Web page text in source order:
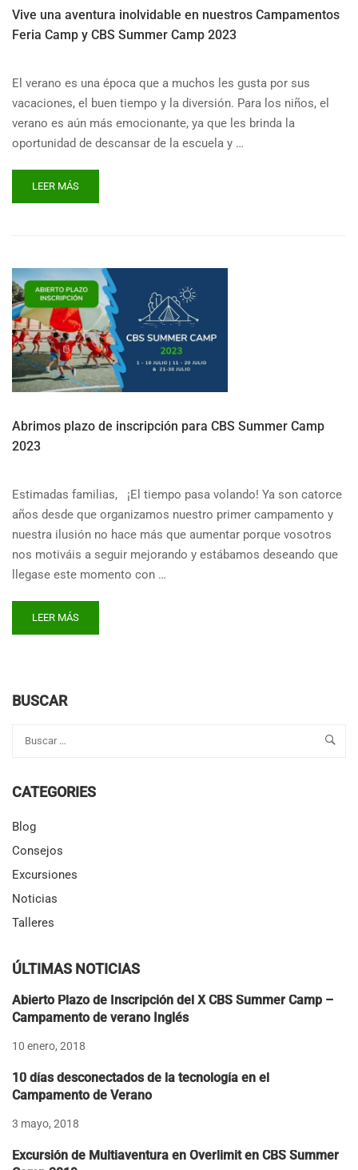
Vive una aventura inolvidable en nuestros Campamentos
Feria Camp y CBS Summer Camp 2023
El verano es una época que a muchos les gusta por sus
vacaciones, el buen tiempo y la diversión. Para los niños, el
verano es aún más emocionante, ya que les brinda la
oportunidad de descansar de la escuela y …
READ
MORE
AVENTURA
INOLVIDABLE
EN
NUESTROS
CAMPAMENTOS
FERIA
CAMP
Y
CBS
CAMP
2023
LEER MÁS
Abrimos plazo de inscripción para CBS Summer Camp
2023
Estimadas familias, ¡El tiempo pasa volando! Ya son catorce
años desde que organizamos nuestro primer campamento y
nuestra ilusión no hace más que aumentar porque vosotros
nos motiváis a seguir mejorando y estábamos deseando que
llegase este momento con …
READ
MORE
DE
CBS
2023
LEER MÁS
BUSCAR
CATEGORIES
Blog
Consejos
Excursiones
Noticias
Talleres
ÚLTIMAS NOTICIAS
Abierto Plazo de Inscripción del X CBS Summer Camp –
Campamento de verano Inglés
10 enero, 2018
10 días desconectados de la tecnología en el
Campamento de Verano
3 mayo, 2018
Excursión de Multiaventura en Overlimit en CBS Summer